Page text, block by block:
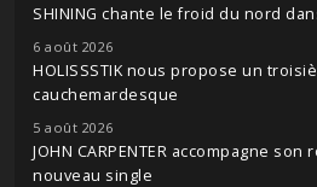
SHINING chante le froid du nord
6 août 2026
HOLISSSTIK nous propose un
cauchemardesque
5 août 2026
JOHN CARPENTER accompagne
nouveau single